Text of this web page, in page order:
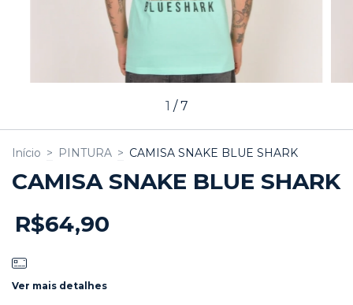
1 /7
Início > PINTURA > CAMISA SNAKE BLUE SHARK
CAMISA SNAKE BLUE SHARK
R$64,90
Ver mais detalhes